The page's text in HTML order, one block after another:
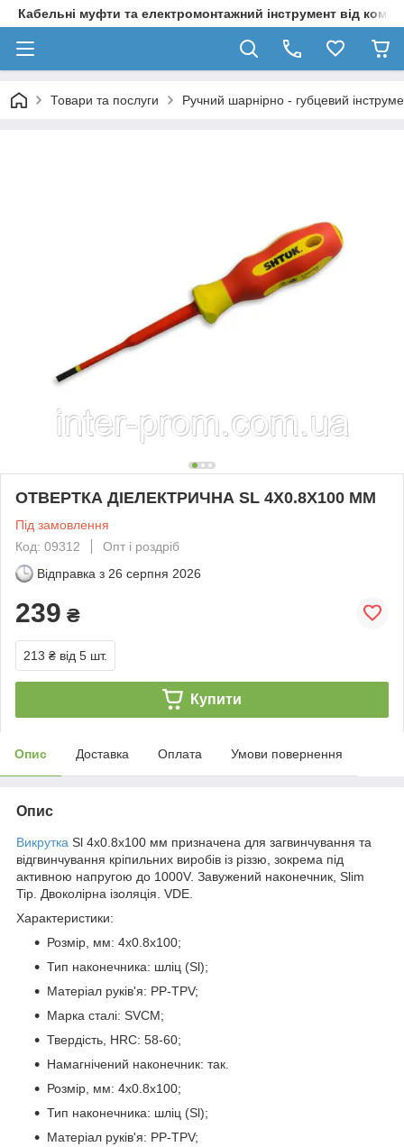
Кабельні муфти та електромонтажний інструмент від
Товари та послуги Ручний шарнірно - губцевий
ОТВЕРТКА ДІЕЛЕКТРИЧНА SL 4Х0.8X100 ММ
Під замовлення
Код: 09312
Опт і роздріб
Відправка з 26 серпня 2026
239 ₴
213 ₴ від 5 шт.
Купити
Опис Доставка Оплата Умови повернення
Опис
Викрутка Sl 4х0.8x100 мм призначена для загвинчування та
відгвинчування кріпильних виробів із різзю, зокрема під
активною напругою до 1000V. Завужений наконечник, Slim
Tip. Двоколірна ізоляція. VDE.
Характеристики:
Розмір, мм: 4х0.8x100;
Тип наконечника: шліц (Sl);
Матеріал руків'я: PP-TPV;
Марка сталі: SVCM;
Твердість, HRC: 58-60;
Намагнічений наконечник: так.
Розмір, мм: 4х0.8x100;
Тип наконечника: шліц (Sl);
Матеріал руків'я: PP-TPV;